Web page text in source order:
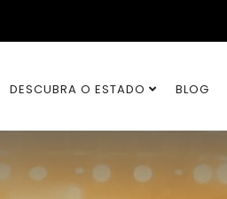
DESCUBRA O ESTADO BLOG